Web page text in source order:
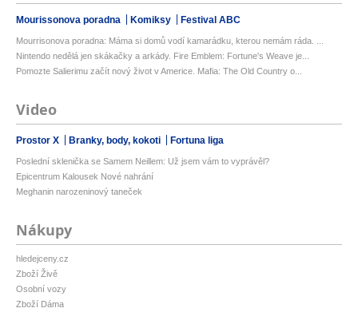
Mourissonova poradna Komiksy Festival ABC
Mourrisonova poradna: Máma si domů vodí kamarádku, kterou nemám ráda. ...
Nintendo nedělá jen skákačky a arkády. Fire Emblem: Fortune's Weave je...
Pomozte Salierimu začít nový život v Americe. Mafia: The Old Country o...
Video
Prostor X Branky, body, kokoti Fortuna liga
Poslední sklenička se Samem Neillem: Už jsem vám to vyprávěl?
Epicentrum Kalousek Nové nahrání
Meghanin narozeninový taneček
Nákupy
hledejceny.cz
Zboží Živě
Osobní vozy
Zboží Dáma